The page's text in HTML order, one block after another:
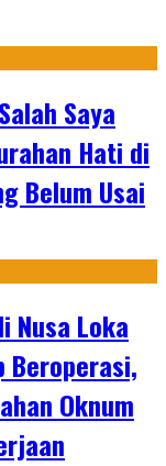
Saya
Hati di
Belum Usai
Nusa Loka
Beroperasi,
Oknum